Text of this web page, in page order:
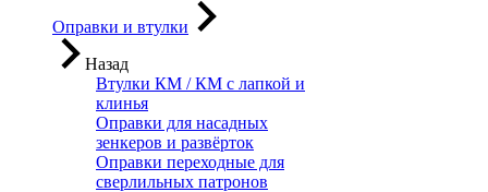
Оправки и втулки
Назад
Втулки КМ / КМ с лапкой и
клинья
Оправки для насадных
зенкеров и развёрток
Оправки переходные для
сверлильных патронов